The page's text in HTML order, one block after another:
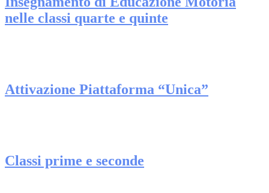
nelle classi quarte e quinte
Attivazione Piattaforma “Unica”
Classi prime e seconde